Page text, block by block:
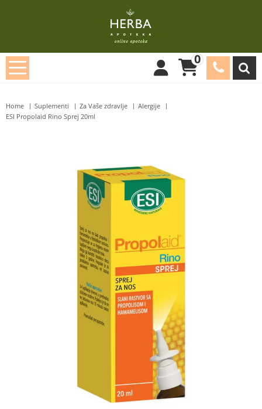
0
Home Suplementi Za Vaše zdravlje
Alergije
ESI Propolaid Rino Sprej 20ml